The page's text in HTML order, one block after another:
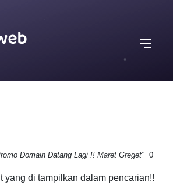
Domain Datang Lagi !! Maret Greget" 0
yang di tampilkan dalam pencarian!!